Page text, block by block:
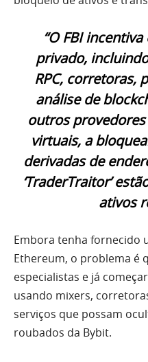
“O FBI
privado,
RPC, corretoras,
análise de
outros
virtuais, a
derivadas de
‘TraderTraitor’
ativos
Embora tenha fornecido
Ethereum, o problema é
especialistas e já
usando mixers,
serviços que possam
roubados da Bybit.